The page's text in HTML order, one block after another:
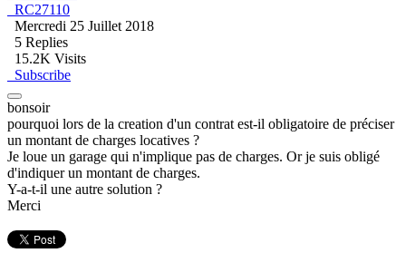
RC27110
Mercredi 25 Juillet 2018
5 Replies
15.2K Visits
Subscribe
bonsoir
pourquoi lors de la creation d'un contrat est-il obligatoire de préciser
un montant de charges locatives ?
Je loue un garage qui n'implique pas de charges. Or je suis obligé
d'indiquer un montant de charges.
Y-a-t-il une autre solution ?
Merci